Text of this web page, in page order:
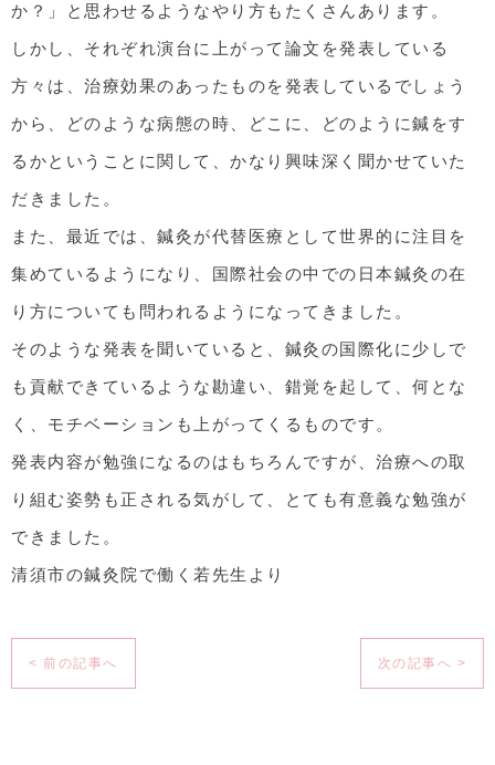
か？」と思わせるようなやり方もたくさんあります。
しかし、それぞれ演台に上がって論文を発表している
方々は、治療効果のあったものを発表しているでしょう
から、どのような病態の時、どこに、どのように鍼をす
るかということに関して、かなり興味深く聞かせていた
だきました。
また、最近では、鍼灸が代替医療として世界的に注目を
集めているようになり、国際社会の中での日本鍼灸の在
り方についても問われるようになってきました。
そのような発表を聞いていると、鍼灸の国際化に少しで
も貢献できているような勘違い、錯覚を起して、何とな
く、モチベーションも上がってくるものです。
発表内容が勉強になるのはもちろんですが、治療への取
り組む姿勢も正される気がして、とても有意義な勉強が
できました。
清須市の鍼灸院で働く若先生より
< 前の記事へ 次の記事へ >